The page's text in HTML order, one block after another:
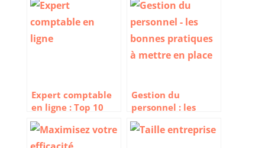
Expert comptable
en ligne : Top 10
des meilleurs
cabinets
Gestion du
personnel : les
bonnes pratiques à
mettre en place